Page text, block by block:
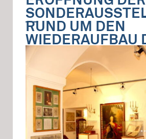
RUND UM DEN
WIEDERAUFBAU
INNEREN STADT
JAHREN 1945-55